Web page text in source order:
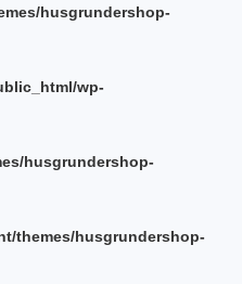
husgrundershop-
wp-
husgrundershop-
themes/husgrundershop-